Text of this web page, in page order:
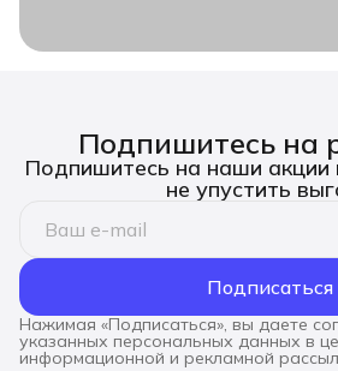
Подпишитесь на
Подпишитесь на наши акции
не упустить
Подписаться
Нажимая «Подписаться», вы даете
указанных персональных данных в
информационной и рекламной